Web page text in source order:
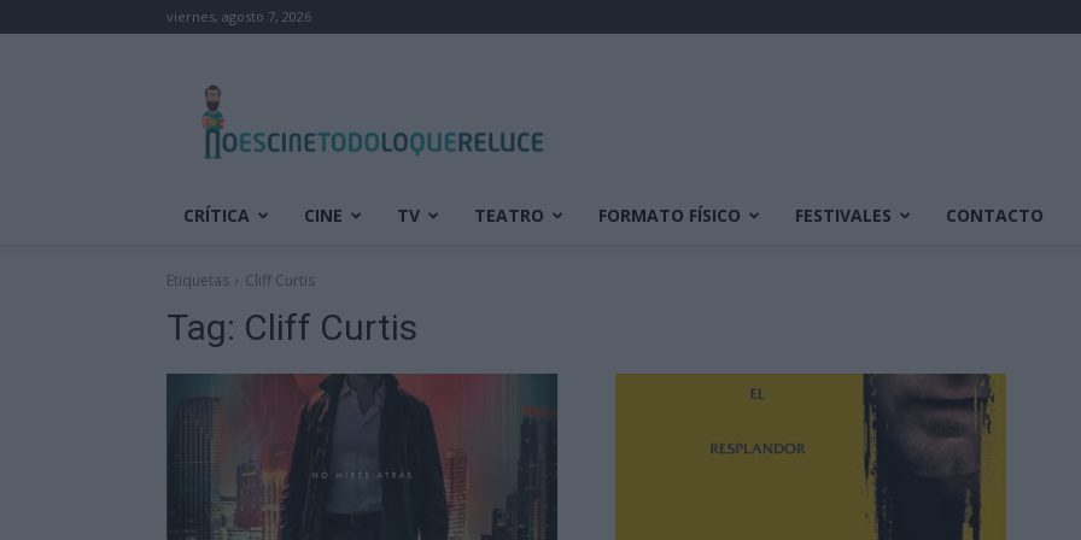
viernes, agosto 7, 2026
cine
todo
que
CRÍTICA CINE TV TEATRO FORMATO FÍSICO FESTIVALES CONTACTO
Etiquetas Cliff Curtis
Tag: Cliff Curtis